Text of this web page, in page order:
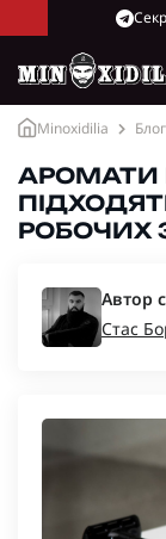
Minoxidilia
АРОМАТИ
РОБОЧИХ
Автор
Стас